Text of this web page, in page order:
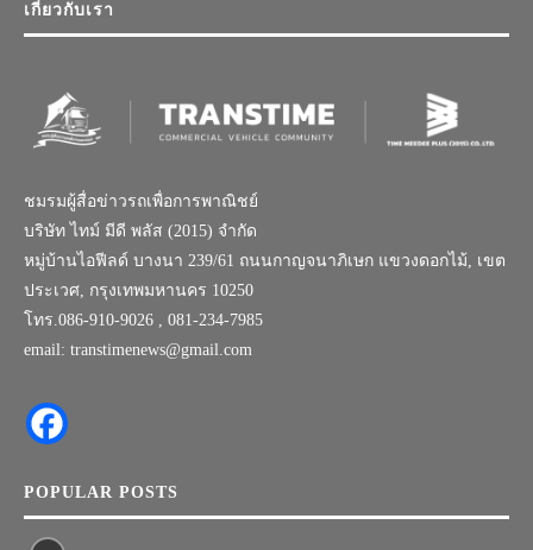
เกี่ยวกับเรา
ชมรมผู้สื่อข่าวรถเพื่อการพาณิชย์
บริษัท ไทม์ มีดี พลัส (2015) จำกัด
หมู่บ้านไอฟีลด์ บางนา 239/61 ถนนกาญจนาภิเษก แขวงดอกไม้, เขต
ประเวศ, กรุงเทพมหานคร 10250
โทร.086-910-9026 , 081-234-7985
email: transtimenews@gmail.com
POPULAR POSTS